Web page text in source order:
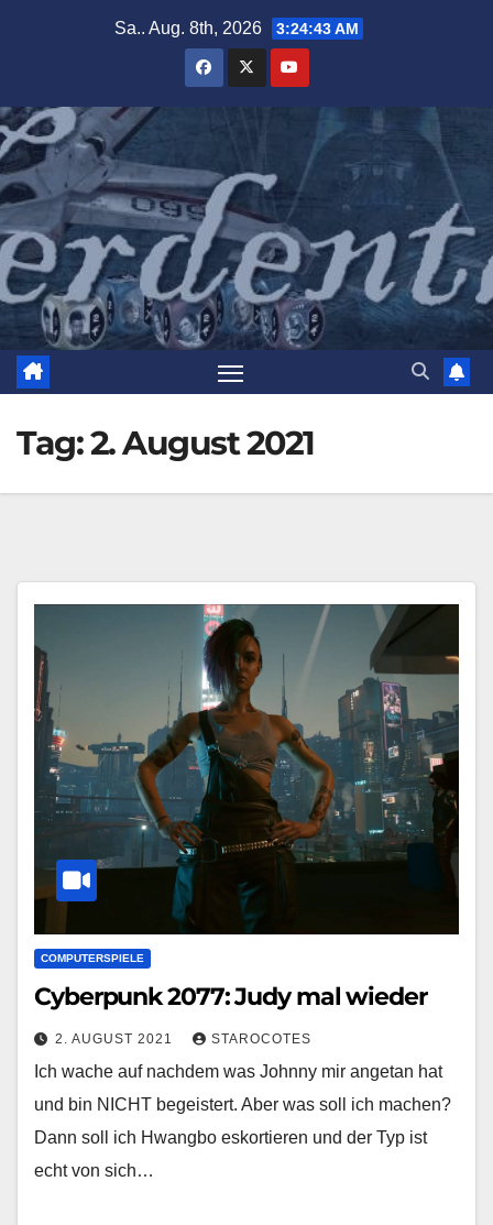
Sa.. Aug. 8th, 2026 3:24:44 AM
Tag:2. August 2021
COMPUTERSPIELE
Cyberpunk 2077: Judy mal wieder
2. AUGUST 2021 STAROCOTES
Ich wache auf nachdem was Johnny mir angetan hat
und bin NICHT begeistert. Aber was soll ich machen?
Dann soll ich Hwangbo eskortieren und der Typ ist
echt von sich…